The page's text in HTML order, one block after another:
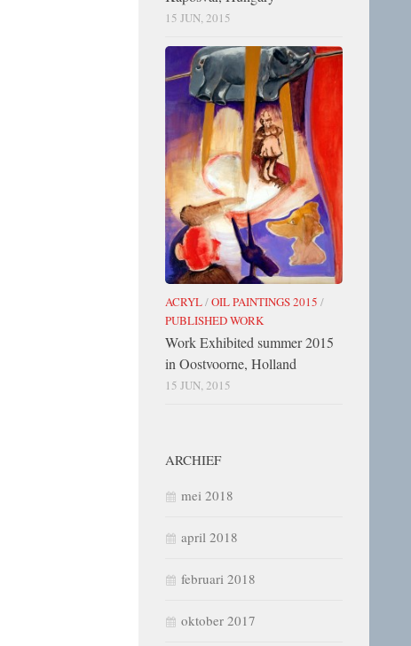
15 JUN, 2015
ACRYL/OIL PAINTINGS 2015 /
PUBLISHED WORK
Work Exhibited summer 2015
in Oostvoorne, Holland
15 JUN, 2015
ARCHIEF
mei 2018
april 2018
februari 2018
oktober 2017